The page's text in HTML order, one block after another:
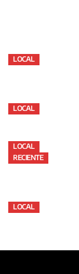
LOCAL
LOCAL
LOCAL
RECIENTE
LOCAL